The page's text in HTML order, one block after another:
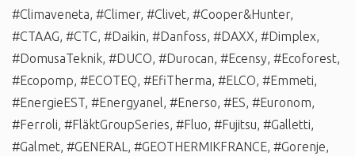
#Climaveneta, #Climer, #Clivet, #Cooper&Hunter,
#CTAAG, #CTC, #Daikin, #Danfoss, #DAXX, #Dimplex,
#DomusaTeknik, #DUCO, #Durocan, #Ecensy, #Ecoforest,
#Ecopomp, #ECOTEQ, #EfiTherma, #ELCO, #Emmeti,
#EnergieEST, #Energyanel, #Enerso, #ES, #Euronom,
#Ferroli, #FläktGroupSeries, #Fluo, #Fujitsu, #Galletti,
#Galmet, #GENERAL , #GEOTHERMIKFRANCE, #Gorenje,